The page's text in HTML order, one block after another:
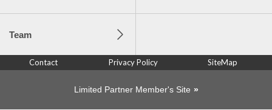
Team
Contact Privacy Policy SiteMap
Limited Partner Member's Site